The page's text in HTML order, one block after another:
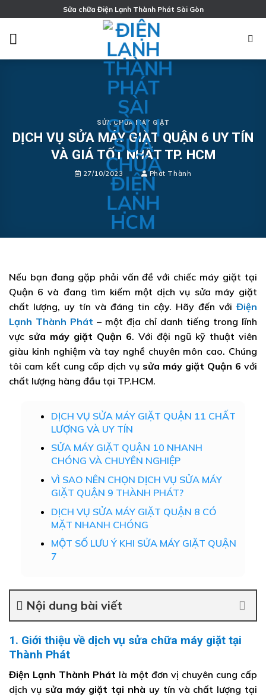
đến
nội
Sửa chữa Điện Lạnh Thành Phát Sài Gòn
SỬA CHỮA MÁY GIẶT
DỊCH VỤ SỬA MÁY GIẶT QUẬN 6 UY TÍN
VÀ GIÁ TỐT NHẤT TP. HCM
27/10/2023 Phát Thành
Nếu bạn đang gặp phải vấn đề với chiếc máy giặt tại
Quận 6 và đang tìm kiếm một dịch vụ sửa máy giặt
chất lượng, uy tín và đáng tin cậy. Hãy đến với Điện
Lạnh Thành Phát – một địa chỉ danh tiếng trong lĩnh
vực sửa máy giặt Quận 6. Với đội ngũ kỹ thuật viên
giàu kinh nghiệm và tay nghề chuyên môn cao. Chúng
tôi cam kết cung cấp dịch vụ sửa máy giặt Quận 6 với
chất lượng hàng đầu tại TP.HCM.
DỊCH VỤ SỬA MÁY GIẶT QUẬN 11 CHẤT
LƯỢNG VÀ UY TÍN
SỬA MÁY GIẶT QUẬN 10 NHANH
CHÓNG VÀ CHUYÊN NGHIỆP
VÌ SAO NÊN CHỌN DỊCH VỤ SỬA MÁY
GIẶT QUẬN 9 THÀNH PHÁT?
DỊCH VỤ SỬA MÁY GIẶT QUẬN 8 CÓ
MẶT NHANH CHÓNG
MỘT SỐ LƯU Ý KHI SỬA MÁY GIẶT QUẬN
7
Nội dung bài viết
1. Giới thiệu về dịch vụ sửa chữa máy giặt tại
Thành Phát
Điện Lạnh Thành Phát là một đơn vị chuyên cung cấp
dịch vụ sửa máy giặt tại nhà uy tín và chất lượng tại